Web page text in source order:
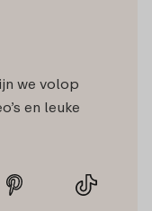
we volop
en leuke